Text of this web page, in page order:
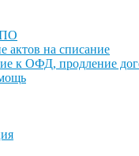
ПО
актов на списание
к ОФД, продление